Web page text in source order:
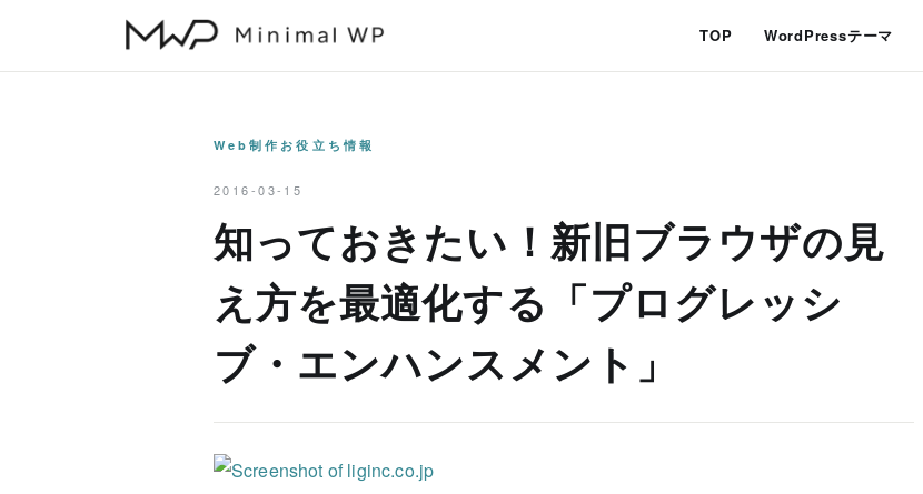
TOP WordPressテーマ
Web制作お役立ち情報
2016-03-15
知っておきたい！新旧ブラウザの見
え方を最適化する「プログレッシ
ブ・エンハンスメント」